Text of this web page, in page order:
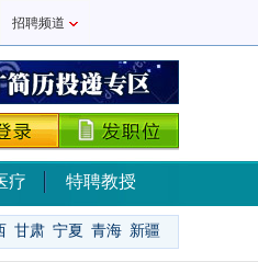
招聘频道
疗 特聘教授
甘肃 宁夏 青海 新疆